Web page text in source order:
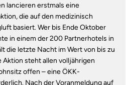
lancieren erstmals eine
die auf den medizinisch
basiert. Wer bis Ende Oktober
in einem der 200 Partnerhotels in
die letzte Nacht im Wert von bis zu
Aktion steht allen volljährigen
offen – eine ÖKK-
Nach der Voranmeldung auf